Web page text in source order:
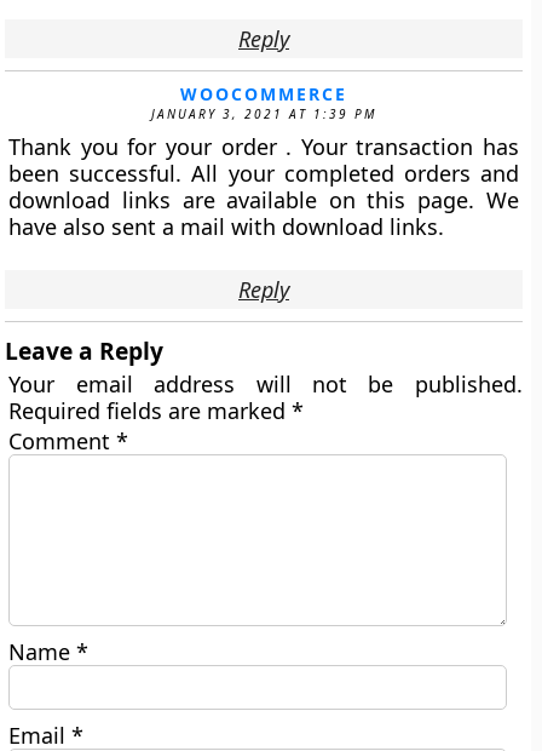
Reply
WOOCOMMERCE
JANUARY 3, 2021 AT 1:39 PM
Thank you for your order . Your transaction has
been successful. All your completed orders and
download links are available on this page. We
have also sent a mail with download links.
Reply
Leave a Reply
Your email address will not be published.
Required fields are marked*
Comment*
Name*
Email*